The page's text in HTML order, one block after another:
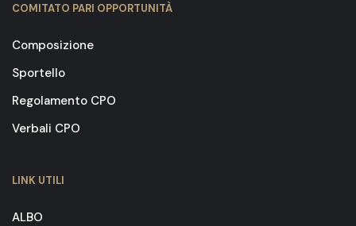
COMITATO PARI OPPORTUNITÀ
Composizione
Sportello
Regolamento CPO
Verbali CPO
LINK UTILI
ALBO